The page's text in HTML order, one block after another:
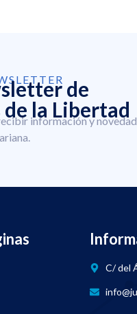
de
la Libertad
información y
C/ del